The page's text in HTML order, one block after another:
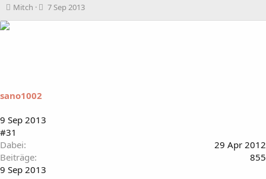
T
r
e
r
Mitch
B
7 Sep 2013
sano1002
9 Sep 2013
#31
Dabei
29 Apr 2012
Beiträge
855
9 Sep 2013